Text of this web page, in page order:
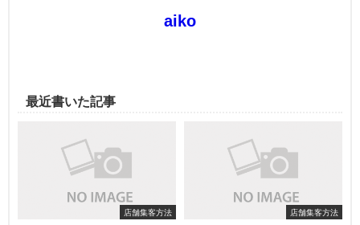
aiko
最近書いた記事
店舗集客方法 店舗集客方法